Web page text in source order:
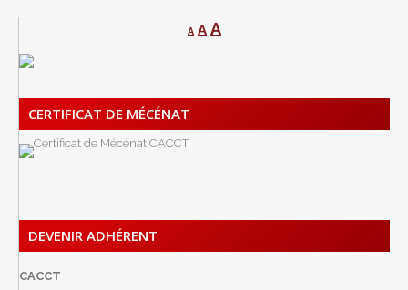
A A A
CERTIFICAT DE MÉCÉNAT
DEVENIR ADHÉRENT
CACCT